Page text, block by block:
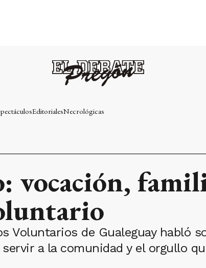
EditorialesNecrológicas
vocación,
Voluntarios de Gualeguay habló
a la comunidad y el orgullo